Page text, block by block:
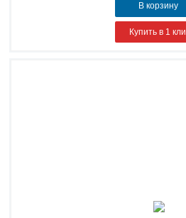
В корзину
Купить в 1